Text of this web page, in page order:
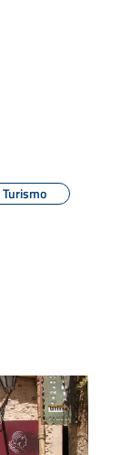
Turismo